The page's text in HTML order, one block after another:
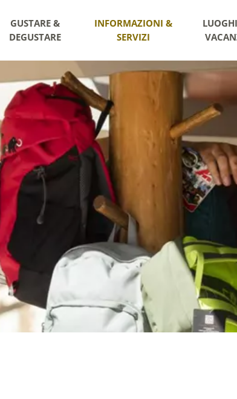
GUSTARE &
DEGUSTARE
INFORMAZIONI &
SERVIZI